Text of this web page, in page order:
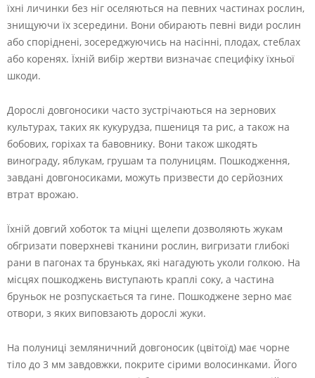
їхні личинки без ніг оселяються на певних частинах рослин,
знищуючи їх зсередини. Вони обирають певні види рослин
або споріднені, зосереджуючись на насінні, плодах, стеблах
або коренях. Їхній вибір жертви визначає специфіку їхньої
шкоди.
Дорослі довгоносики часто зустрічаються на зернових
культурах, таких як кукурудза, пшениця та рис, а також на
бобових, горіхах та бавовнику. Вони також шкодять
винограду, яблукам, грушам та полуницям. Пошкодження,
завдані довгоносиками, можуть призвести до серйозних
втрат врожаю.
Їхній довгий хоботок та міцні щелепи дозволяють жукам
обгризати поверхневі тканини рослин, вигризати глибокі
рани в пагонах та бруньках, які нагадують уколи голкою. На
місцях пошкоджень виступають краплі соку, а частина
бруньок не розпускається та гине. Пошкоджене зерно має
отвори, з яких виповзають дорослі жуки.
На полуниці земляничний довгоносик (цвітоїд) має чорне
тіло до 3 мм завдовжки, покрите сірими волосинками. Його